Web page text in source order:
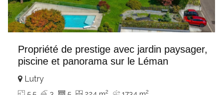
Propriété de prestige avec jardin paysager,
piscine et panorama sur le Léman
Lutry
2 2